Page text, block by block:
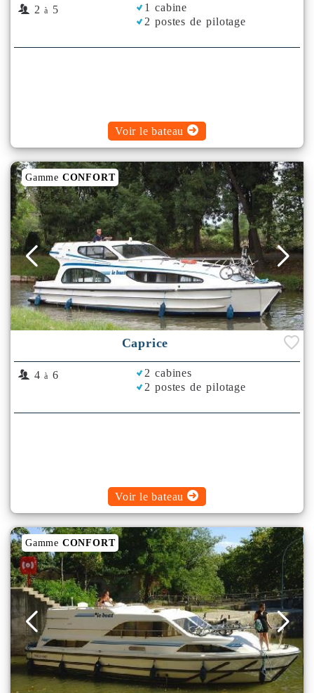
2 à 5
1 cabine
2 postes de pilotage
Voir le bateau
Gamme CONFORT
Caprice
4 à 6
2 cabines
2 postes de pilotage
Voir le bateau
Gamme CONFORT